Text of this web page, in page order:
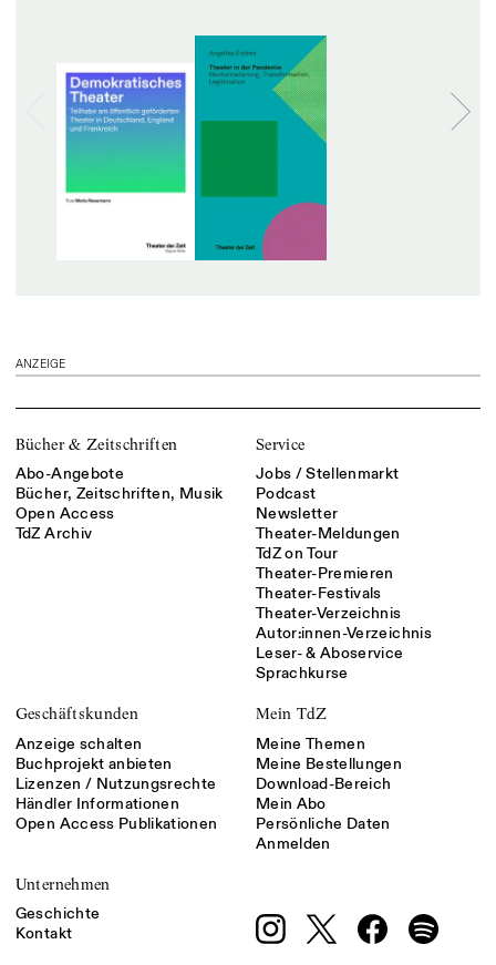
ANZEIGE
Bücher & Zeitschriften
Abo-Angebote
Bücher, Zeitschriften, Musik
Open Access
TdZ Archiv
Service
Jobs / Stellenmarkt
Podcast
Newsletter
Theater-Meldungen
TdZ on Tour
Theater-Premieren
Theater-Festivals
Theater-Verzeichnis
Autor:innen-Verzeichnis
Leser- & Aboservice
Sprachkurse
Geschäftskunden
Anzeige schalten
Buchprojekt anbieten
Lizenzen / Nutzungsrechte
Händler Informationen
Open Access Publikationen
Mein TdZ
Meine Themen
Meine Bestellungen
Download-Bereich
Mein Abo
Persönliche Daten
Anmelden
Unternehmen
Geschichte
Kontakt